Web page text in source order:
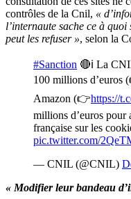
contrôles de la Cnil, «
l’internaute sache ce à
peut les refuser », selon la
#Sanction 🔴ℹ La
100 millions d’euros
Amazon (👉https://
millions d’euros
française sur les
pic.twitter.com/
— CNIL (@CNIL)
« Modifier leur bandeau